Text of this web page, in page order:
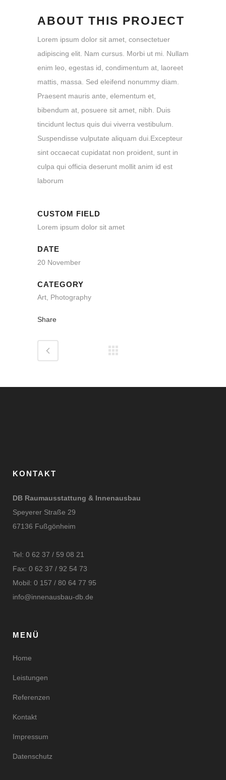
ABOUT THIS PROJECT
Lorem ipsum dolor sit amet, consectetuer
adipiscing elit. Nam cursus. Morbi ut mi. Nullam
enim leo, egestas id, condimentum at, laoreet
mattis, massa. Sed eleifend nonummy diam.
Praesent mauris ante, elementum et,
bibendum at, posuere sit amet, nibh. Duis
tincidunt lectus quis dui viverra vestibulum.
Suspendisse vulputate aliquam dui.Excepteur
sint occaecat cupidatat non proident, sunt in
culpa qui officia deserunt mollit anim id est
laborum
CUSTOM FIELD
Lorem ipsum dolor sit amet
DATE
20 November
CATEGORY
Art, Photography
Share
KONTAKT
DB Raumausstattung & Innenausbau
Speyerer Straße 29
67136 Fußgönheim
Tel: 0 62 37 / 59 08 21
Fax: 0 62 37 / 92 54 73
Mobil: 0 157 / 80 64 77 95
info@innenausbau-db.de
MENÜ
Home
Leistungen
Referenzen
Kontakt
Impressum
Datenschutz